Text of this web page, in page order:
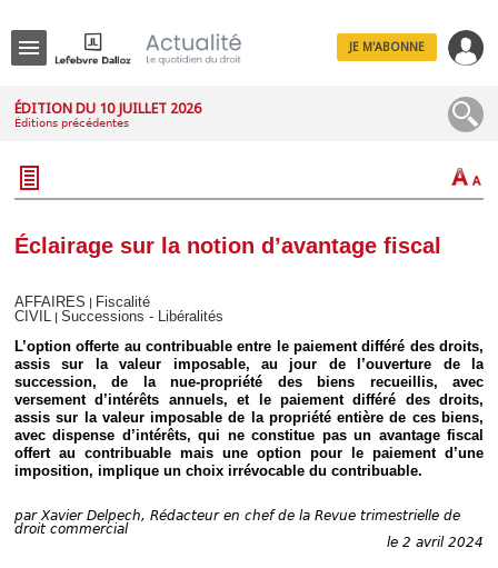
JE M'ABONNE
ÉDITION DU 10 JUILLET 2026
Éditions précédentes
Éclairage sur la notion d’avantage fiscal
AFFAIRES
Fiscalité
CIVIL
Successions - Libéralités
L’option offerte au contribuable entre le paiement différé des droits,
assis sur la valeur imposable, au jour de l’ouverture de la
succession, de la nue-propriété des biens recueillis, avec
versement d’intérêts annuels, et le paiement différé des droits,
assis sur la valeur imposable de la propriété entière de ces biens,
avec dispense d’intérêts, qui ne constitue pas un avantage fiscal
offert au contribuable mais une option pour le paiement d’une
imposition, implique un choix irrévocable du contribuable.
par Xavier Delpech, Rédacteur en chef de la Revue trimestrielle de
droit commercial
le 2 avril 2024